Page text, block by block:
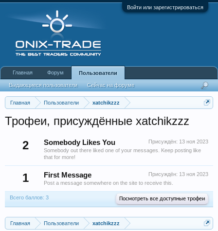
Войти или зарегистрироваться
Главная Пользователи xatchikzzz
Трофеи, присуждённые xatchikzzz
2
Присуждён: 13 ноя 2023
Somebody Likes You
Somebody out there liked one of your messages. Keep posting like
that for more!
1 Присуждён: 13 ноя 2023
First Message
Post a message somewhere on the site to receive this.
Всего баллов: 3 Посмотреть все доступные трофеи
Главная Пользователи xatchikzzz
Главная Форум Пользователи
Выдающиеся пользователи Сейчас на форуме
Недавняя активность Новые сообщения профиля